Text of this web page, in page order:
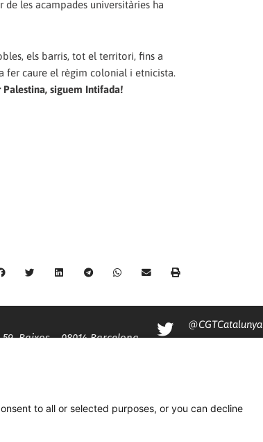
les acampades universitàries ha
els barris, tot el territori, fins a
fer caure el règim colonial i etnicista.
siguem Intifada!
Baixos – 08014 Barcelona
@CGTCatalunya
cgtcatalunya
to all or selected purposes, or you can decline